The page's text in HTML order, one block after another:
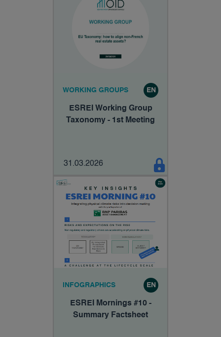
WORKING GROUPS EN
ESREI Working Group
Taxonomy - 1st Meeting
31.03.2026
INFOGRAPHICS EN
ESREI Mornings #10 -
Summary Factsheet